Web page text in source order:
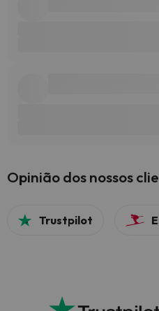
Opinião dos nossos
Trustpilot